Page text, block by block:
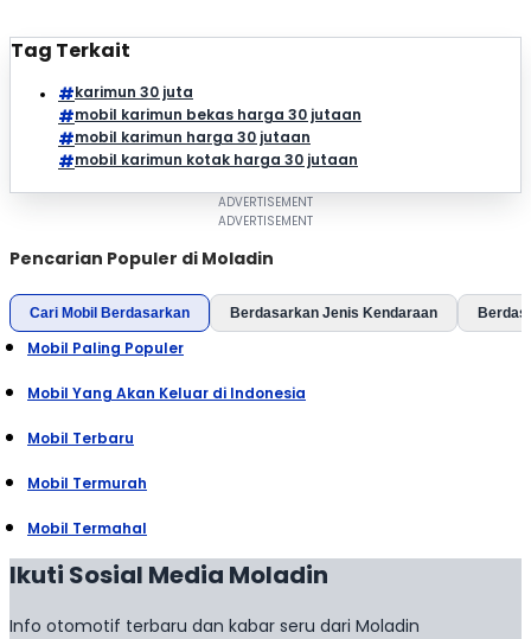
Tag Terkait
karimun 30 juta
mobil karimun bekas harga 30 jutaan
mobil karimun harga 30 jutaan
mobil karimun kotak harga 30 jutaan
Pencarian Populer di Moladin
Cari Mobil Berdasarkan Berdasarkan Jenis Kendaraan
Mobil Paling Populer
Mobil Yang Akan Keluar di Indonesia
Mobil Terbaru
Mobil Termurah
Mobil Termahal
Ikuti Sosial Media Moladin
Info otomotif terbaru dan kabar seru dari Moladin